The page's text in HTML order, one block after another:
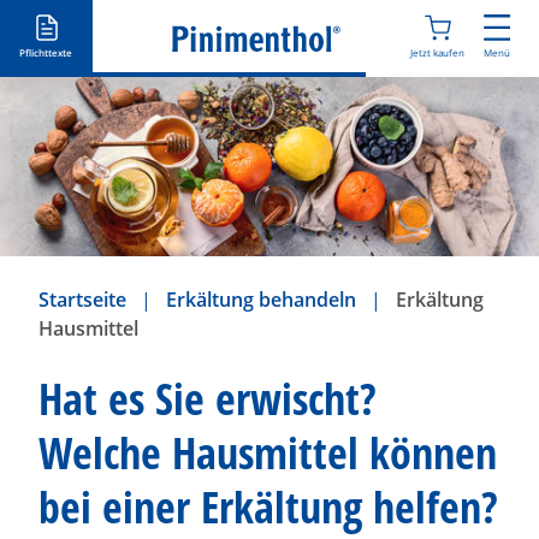
r
Pflichttexte Jetzt kaufen Menü
Startseite Erkältung behandeln
Erkältung
Hausmittel
Hat es Sie erwischt?
Welche Hausmittel können
bei einer Erkältung helfen?